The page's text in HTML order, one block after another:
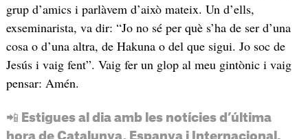
grup d’amics i parlàvem d’això mateix. Un d’ells,
exseminarista, va dir: “Jo no sé per què s’ha de ser d’una
cosa o d’una altra, de Hakuna o del que sigui. Jo soc de
Jesús i vaig fent”. Vaig fer un glop al meu gintònic i vaig
pensar: Amén.
📲 Estigues al dia amb les notícies d’última
hora de Catalunya, Espanya i Internacional.